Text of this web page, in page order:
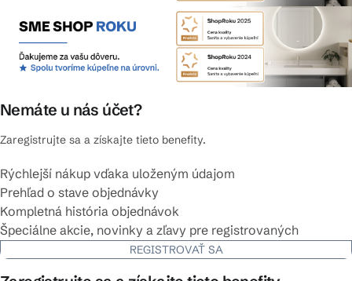
Nemáte u nás účet?
Zaregistrujte sa a získajte tieto benefity.
Rýchlejší nákup vďaka uloženým údajom
Prehľad o stave objednávky
Kompletná história objednávok
Špeciálne akcie, novinky a zľavy pre registrovaných
REGISTROVAŤ SA